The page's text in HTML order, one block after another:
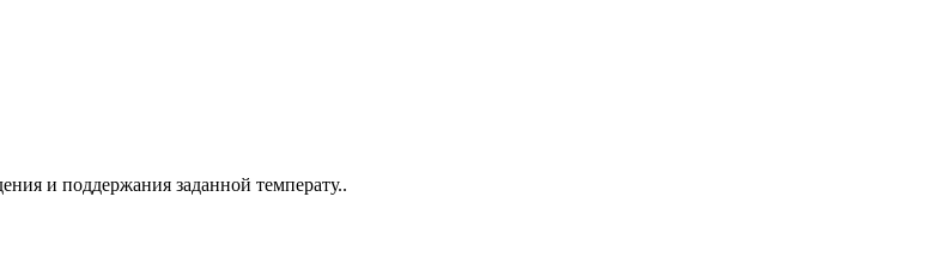
и поддержания заданной температу..